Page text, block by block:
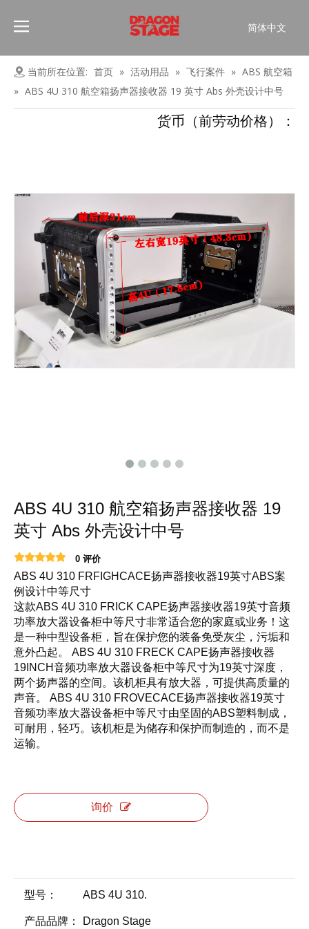
简体中文
Pусский
Español
Français
العربية
当前所在位置: 首页 » 活动用品 » 飞行案件 » ABS 航空箱
» ABS 4U 310 航空箱扬声器接收器 19 英寸 Abs 外壳设计中号
货币（前劳动价格）：
ABS 4U 310 航空箱扬声器接收器 19
英寸 Abs 外壳设计中号
0 评价
ABS 4U 310 FRFIGHCACE扬声器接收器19英寸ABS案
例设计中等尺寸
这款ABS 4U 310 FRICK CAPE扬声器接收器19英寸音频
功率放大器设备柜中等尺寸非常适合您的家庭或业务！这
是一种中型设备柜，旨在保护您的装备免受灰尘，污垢和
意外凸起。 ABS 4U 310 FRECK CAPE扬声器接收器
19INCH音频功率放大器设备柜中等尺寸为19英寸深度，
两个扬声器的空间。该机柜具有放大器，可提供高质量的
声音。 ABS 4U 310 FROVECACE扬声器接收器19英寸
音频功率放大器设备柜中等尺寸由坚固的ABS塑料制成，
可耐用，轻巧。该机柜是为储存和保护而制造的，而不是
运输。
询价
型号： ABS 4U 310.
产品品牌： Dragon Stage